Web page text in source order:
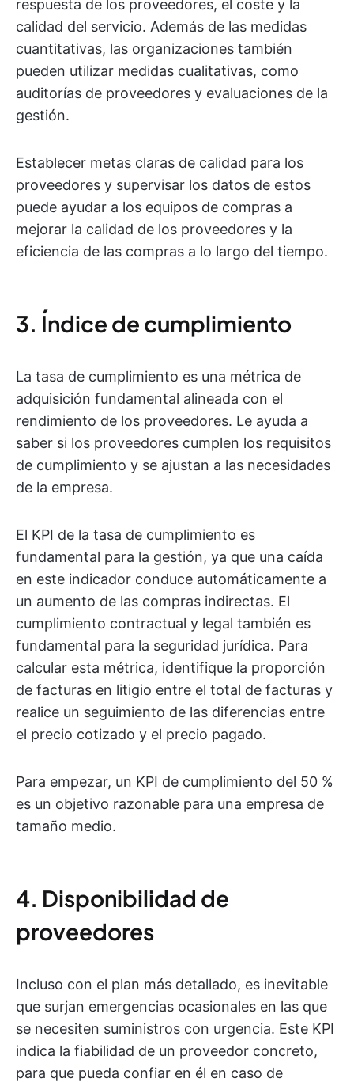
respuesta de los proveedores, el coste y la
calidad del servicio. Además de las medidas
cuantitativas, las organizaciones también
pueden utilizar medidas cualitativas, como
auditorías de proveedores y evaluaciones de la
gestión.
Establecer metas claras de calidad para los
proveedores y supervisar los datos de estos
puede ayudar a los equipos de compras a
mejorar la calidad de los proveedores y la
eficiencia de las compras a lo largo del tiempo.
3. Índice de cumplimiento
La tasa de cumplimiento es una métrica de
adquisición fundamental alineada con el
rendimiento de los proveedores. Le ayuda a
saber si los proveedores cumplen los requisitos
de cumplimiento y se ajustan a las necesidades
de la empresa.
El KPI de la tasa de cumplimiento es
fundamental para la gestión, ya que una caída
en este indicador conduce automáticamente a
un aumento de las compras indirectas. El
cumplimiento contractual y legal también es
fundamental para la seguridad jurídica. Para
calcular esta métrica, identifique la proporción
de facturas en litigio entre el total de facturas y
realice un seguimiento de las diferencias entre
el precio cotizado y el precio pagado.
Para empezar, un KPI de cumplimiento del 50 %
es un objetivo razonable para una empresa de
tamaño medio.
4. Disponibilidad de
proveedores
Incluso con el plan más detallado, es inevitable
que surjan emergencias ocasionales en las que
se necesiten suministros con urgencia. Este KPI
indica la fiabilidad de un proveedor concreto,
para que pueda confiar en él en caso de